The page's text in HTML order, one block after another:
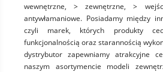
wewnętrzne, > zewnętrzne, >
antywłamaniowe. Posiadamy między
czyli marek, których produkty
funkcjonalnością oraz starannością
dystrybutor zapewniamy atrakcyjne
naszym asortymencie modeli